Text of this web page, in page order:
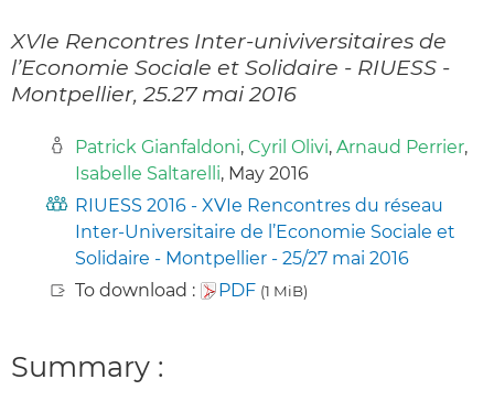
XVIe Rencontres Inter-univiversitaires de
l’Economie Sociale et Solidaire - RIUESS -
Montpellier, 25.27 mai 2016
Patrick Gianfaldoni, Cyril Olivi, Arnaud Perrier,
Isabelle Saltarelli, May 2016
RIUESS 2016 - XVIe Rencontres du réseau
Inter-Universitaire de l’Economie Sociale et
Solidaire - Montpellier - 25/27 mai 2016
To download :
PDF (1 MiB)
Summary :